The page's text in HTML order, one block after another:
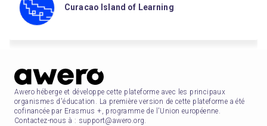
Curacao Island of Learning
Awero héberge et développe cette plateforme avec les principaux
organismes d'éducation. La première version de cette plateforme a été
cofinancée par Erasmus +, programme de l'Union européenne.
Contactez-nous à : support@awero.org.